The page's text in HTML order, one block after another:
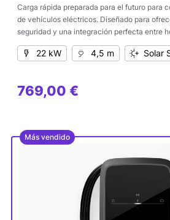
Carga rápida preparada para el futuro para
de vehículos eléctricos. Diseñado para
seguridad y una integración perfecta entre
22 kW 4,5 m Solar
769,00 €
Más vendido